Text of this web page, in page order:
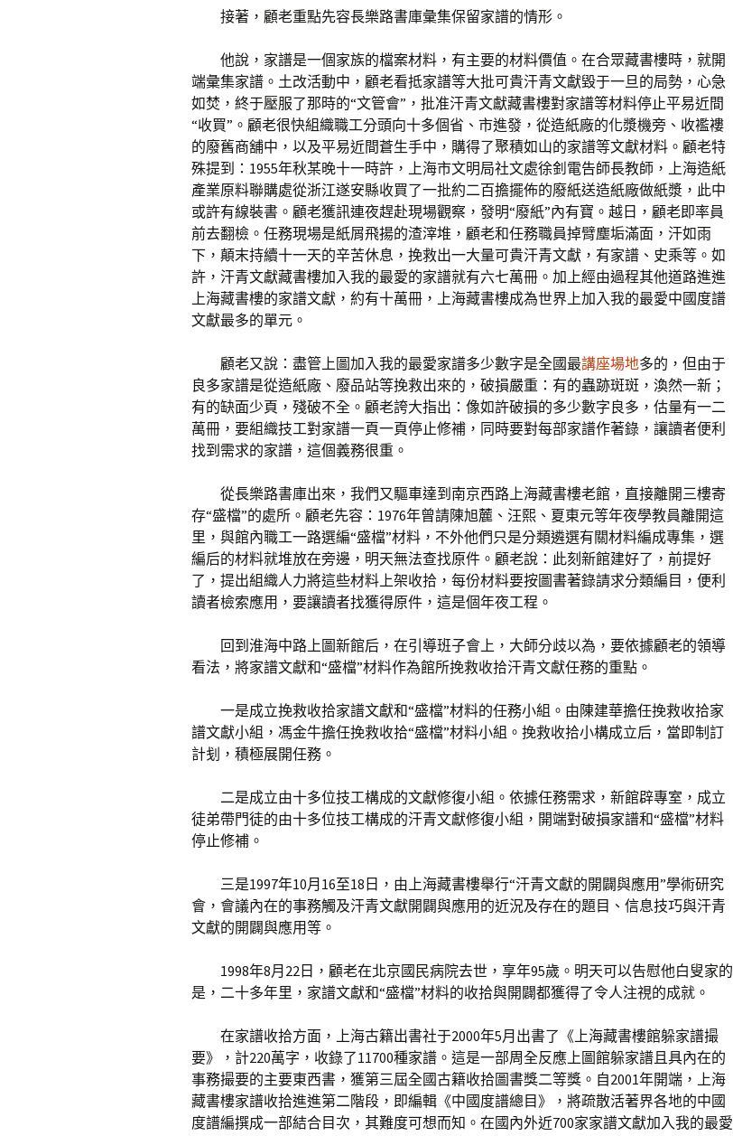
接著，顧老重點先容長樂路書庫彙集保留家譜的情形。
他說，家譜是一個家族的檔案材料，有主要的材料價值。在合眾藏書樓時，就開
端彙集家譜。土改活動中，顧老看抵家譜等大批可貴汗青文獻毀于一旦的局勢，心急
如焚，終于壓服了那時的“文管會”，批准汗青文獻藏書樓對家譜等材料停止平易近間
“收買”。顧老很快組織職工分頭向十多個省、市進發，從造紙廠的化漿機旁、收襤褸
的廢舊商舖中，以及平易近間蒼生手中，購得了聚積如山的家譜等文獻材料。顧老特
殊提到：1955年秋某晚十一時許，上海市文明局社文處徐釗電告師長教師，上海造紙
產業原料聯購處從浙江遂安縣收買了一批約二百擔擺佈的廢紙送造紙廠做紙漿，此中
或許有線裝書。顧老獲訊連夜趕赴現場觀察，發明“廢紙”內有寶。越日，顧老即率員
前去翻檢。任務現場是紙屑飛揚的渣滓堆，顧老和任務職員掉臂塵垢滿面，汗如雨
下，顛末持續十一天的辛苦休息，挽救出一大量可貴汗青文獻，有家譜、史乘等。如
許，汗青文獻藏書樓加入我的最愛的家譜就有六七萬冊。加上經由過程其他道路進進
上海藏書樓的家譜文獻，約有十萬冊，上海藏書樓成為世界上加入我的最愛中國度譜
文獻最多的單元。
顧老又說：盡管上圖加入我的最愛家譜多少數字是全國最講座場地多的，但由于
良多家譜是從造紙廠、廢品站等挽救出來的，破損嚴重：有的蟲跡斑斑，渙然一新；
有的缺面少頁，殘破不全。顧老誇大指出：像如許破損的多少數字良多，估量有一二
萬冊，要組織技工對家譜一頁一頁停止修補，同時要對每部家譜作著錄，讓讀者便利
找到需求的家譜，這個義務很重。
從長樂路書庫出來，我們又驅車達到南京西路上海藏書樓老館，直接離開三樓寄
存“盛檔”的處所。顧老先容：1976年曾請陳旭麓、汪熙、夏東元等年夜學教員離開這
里，與館內職工一路選編“盛檔”材料，不外他們只是分類遴選有關材料編成專集，選
編后的材料就堆放在旁邊，明天無法查找原件。顧老說：此刻新館建好了，前提好
了，提出組織人力將這些材料上架收拾，每份材料要按圖書著錄請求分類編目，便利
讀者檢索應用，要讓讀者找獲得原件，這是個年夜工程。
回到淮海中路上圖新館后，在引導班子會上，大師分歧以為，要依據顧老的領導
看法，將家譜文獻和“盛檔”材料作為館所挽救收拾汗青文獻任務的重點。
一是成立挽救收拾家譜文獻和“盛檔”材料的任務小組。由陳建華擔任挽救收拾家
譜文獻小組，馮金牛擔任挽救收拾“盛檔”材料小組。挽救收拾小構成立后，當即制訂
計刬，積極展開任務。
二是成立由十多位技工構成的文獻修復小組。依據任務需求，新館辟專室，成立
徒弟帶門徒的由十多位技工構成的汗青文獻修復小組，開端對破損家譜和“盛檔”材料
停止修補。
三是1997年10月16至18日，由上海藏書樓舉行“汗青文獻的開闢與應用”學術研究
會，會議內在的事務觸及汗青文獻開闢與應用的近況及存在的題目、信息技巧與汗青
文獻的開闢與應用等。
1998年8月22日，顧老在北京國民病院去世，享年95歲。明天可以告慰他白叟家的
是，二十多年里，家譜文獻和“盛檔”材料的收拾與開闢都獲得了令人注視的成就。
在家譜收拾方面，上海古籍出書社于2000年5月出書了《上海藏書樓館躲家譜撮
要》，計220萬字，收錄了11700種家譜。這是一部周全反應上圖館躲家譜且具內在的
事務撮要的主要東西書，獲第三屆全國古籍收拾圖書獎二等獎。自2001年開端，上海
藏書樓家譜收拾進進第二階段，即編輯《中國度譜總目》，將疏散活著界各地的中國
度譜編撰成一部結合目次，其難度可想而知。在國內外近700家家譜文獻加入我的最愛